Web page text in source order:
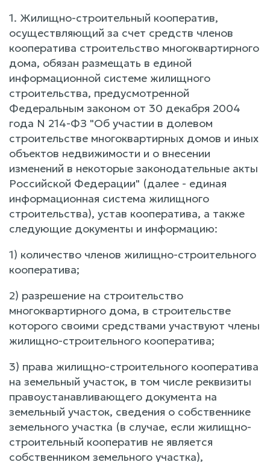
1. Жилищно-строительный кооператив,
осуществляющий за счет средств членов
кооператива строительство многоквартирного
дома, обязан размещать в единой
информационной системе жилищного
строительства, предусмотренной
Федеральным законом от 30 декабря 2004
года N 214-ФЗ "Об участии в долевом
строительстве многоквартирных домов и иных
объектов недвижимости и о внесении
изменений в некоторые законодательные акты
Российской Федерации" (далее - единая
информационная система жилищного
строительства), устав кооператива, а также
следующие документы и информацию:
1) количество членов жилищно-строительного
кооператива;
2) разрешение на строительство
многоквартирного дома, в строительстве
которого своими средствами участвуют члены
жилищно-строительного кооператива;
3) права жилищно-строительного кооператива
на земельный участок, в том числе реквизиты
правоустанавливающего документа на
земельный участок, сведения о собственнике
земельного участка (в случае, если жилищно-
строительный кооператив не является
собственником земельного участка),